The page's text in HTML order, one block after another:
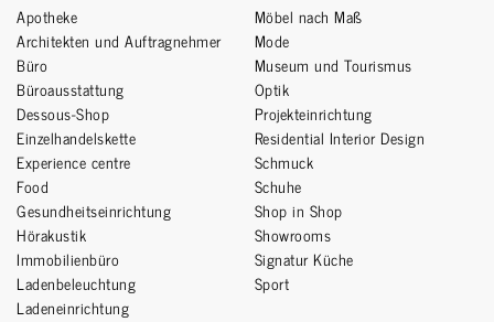
Apotheke
Architekten und Auftragnehmer
Büro
Büroausstattung
Dessous-Shop
Einzelhandelskette
Experience centre
Food
Gesundheitseinrichtung
Hörakustik
Immobilienbüro
Ladenbeleuchtung
Ladeneinrichtung
Möbel nach Maß
Mode
Museum und Tourismus
Optik
Projekteinrichtung
Residential Interior Design
Schmuck
Schuhe
Shop in Shop
Showrooms
Signatur Küche
Sport